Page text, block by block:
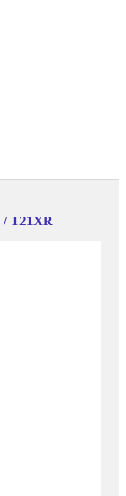
/ T21XR